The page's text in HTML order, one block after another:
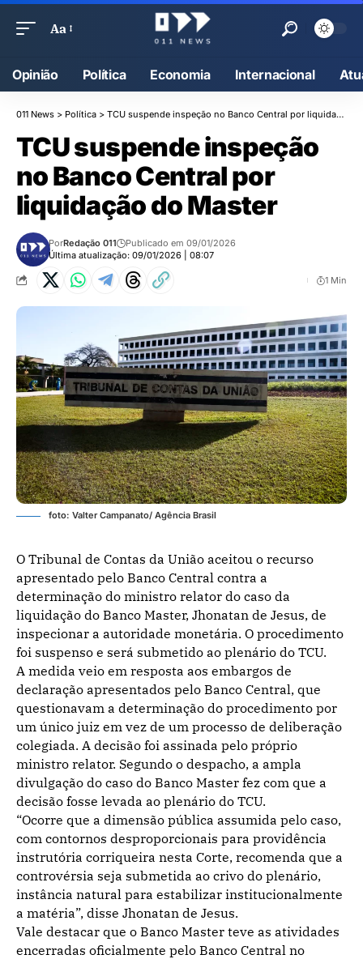
Aa
Opinião Política Economia Internacional
011 News > Política > TCU suspende inspeção no Banco Central por liquidação do Master
TCU suspende inspeção
no Banco Central por
liquidação do Master
Última atualização: 09/01/2026 | 08:07
PorRedação 011 Publicado em 09/01/2026
1 Min
foto: Valter Campanato/ Agência Brasil
O Tribunal de Contas da União aceitou o recurso
apresentado pelo Banco Central contra a
determinação do ministro relator do caso da
liquidação do Banco Master, Jhonatan de Jesus, de
inspecionar a autoridade monetária. O procedimento
foi suspenso e será submetido ao plenário do TCU.
A medida veio em resposta aos embargos de
declaração apresentados pelo Banco Central, que
questionavam a determinação do procedimento por
um único juiz em vez de um processo de deliberação
colegiada. A decisão foi assinada pelo próprio
ministro relator. Segundo o despacho, a ampla
divulgação do caso do Banco Master fez com que a
decisão fosse levada ao plenário do TCU.
“Ocorre que a dimensão pública assumida pelo caso,
com contornos desproporcionais para providência
instrutória corriqueira nesta Corte, recomenda que a
controvérsia seja submetida ao crivo do plenário,
instância natural para estabilizar institucionalmente
a matéria”, disse Jhonatan de Jesus.
Vale destacar que o Banco Master teve as atividades
encerradas oficialmente pelo Banco Central no